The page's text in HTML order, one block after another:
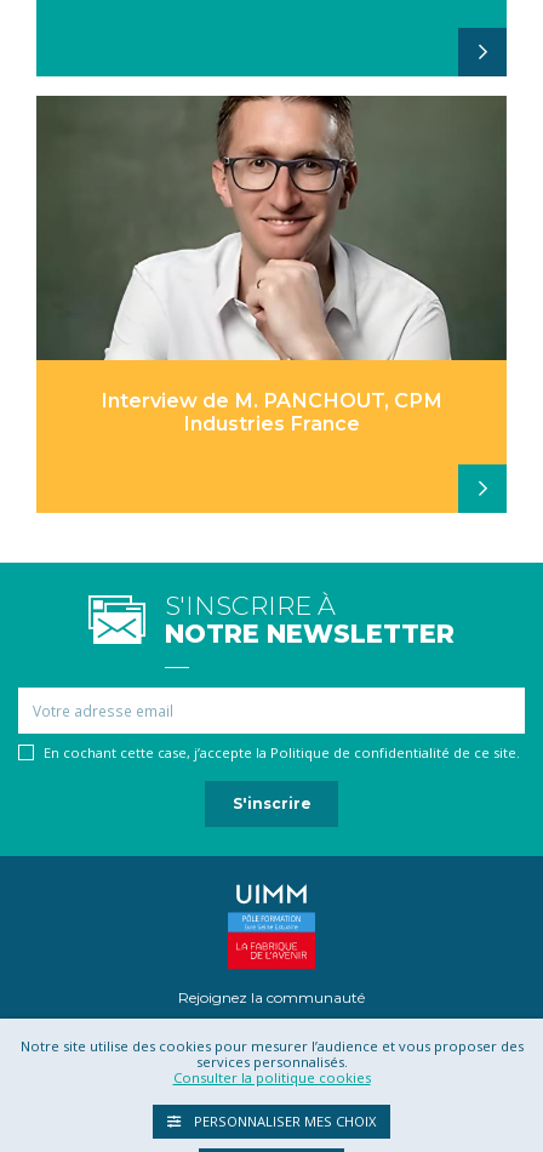
Interview de M. PANCHOUT, CPM
Industries France
S'INSCRIRE À
NOTRE NEWSLETTER
En cochant cette case, j’accepte la Politique de confidentialité de ce site.
Rejoignez la communauté
Contact Projet Romotics
CGU
CGV
Notre site utilise des cookies pour mesurer l’audience et vous proposer des
services personnalisés.
Consulter la politique cookies
PERSONNALISER MES CHOIX